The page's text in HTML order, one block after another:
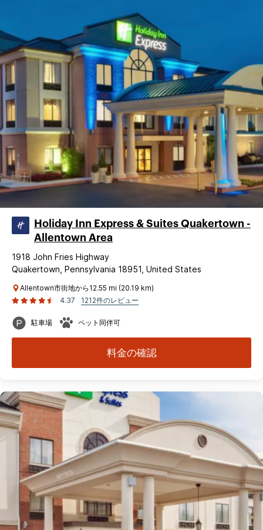
Holiday Inn Express & Suites Quakertown -
Allentown Area
1918 John Fries Highway
Quakertown, Pennsylvania 18951, United States
Allentown市街地から12.55 mi (20.19 km)
4.37
1212件のレビュー
駐車場 ペット同伴可
料金の確認